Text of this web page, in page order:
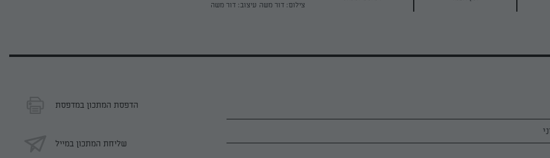
צילום: דור משה עיצוב: דור משה
הדפסת המתכון במדפסת
שליחת המתכון במייל